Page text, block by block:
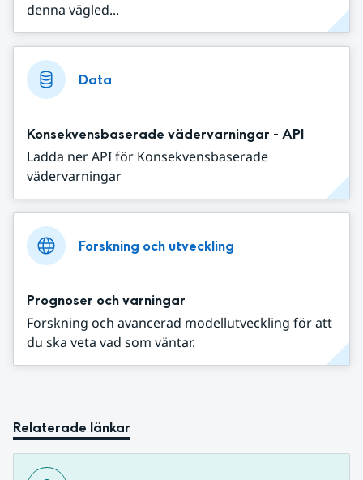
denna vägled...
Data
Konsekvensbaserade vädervarningar - API
Ladda ner API för Konsekvensbaserade
vädervarningar
Forskning och utveckling
Prognoser och varningar
Forskning och avancerad modellutveckling för att
du ska veta vad som väntar.
Relaterade länkar